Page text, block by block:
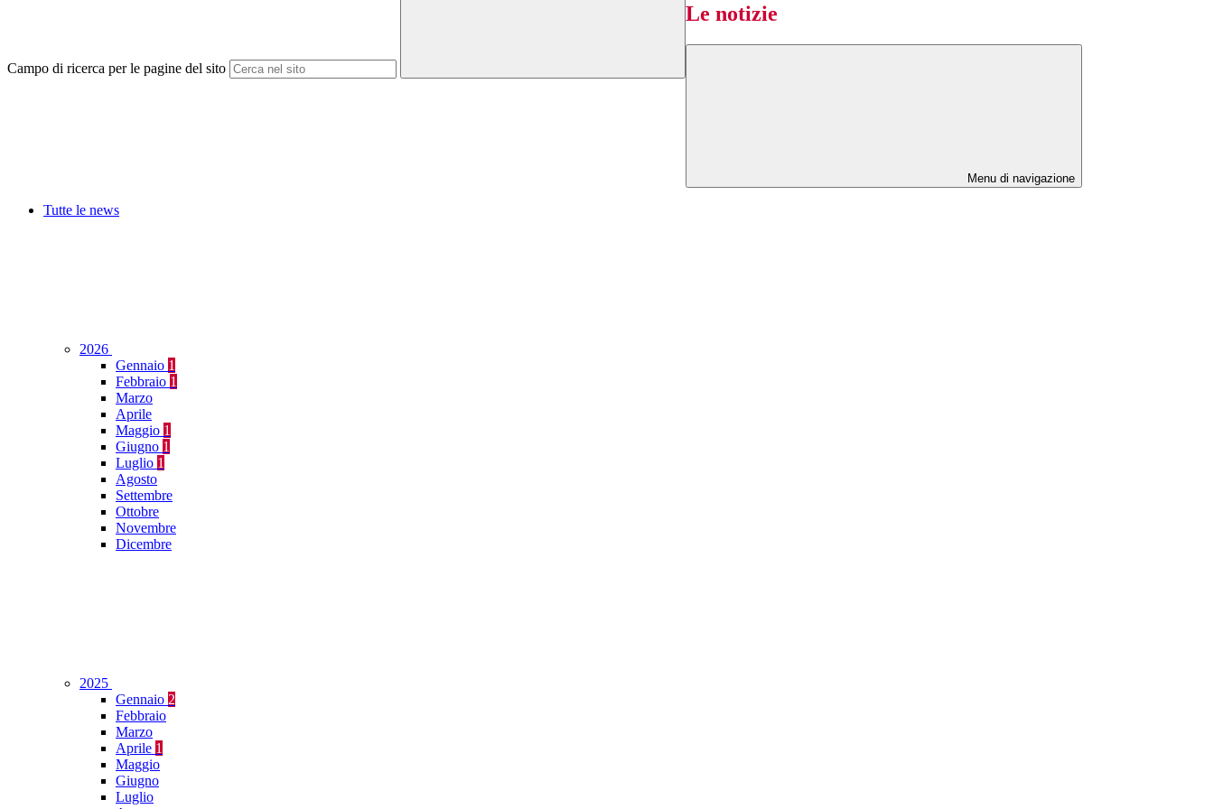
Campo di ricerca per le pagine del sito
Le notizie
Menu di navigazione
Tutte le news
2026
Gennaio 1
Febbraio 1
Marzo
Aprile
Maggio 1
Giugno 1
Luglio 1
Agosto
Settembre
Ottobre
Novembre
Dicembre
2025
Gennaio 2
Febbraio
Marzo
Aprile 1
Maggio
Giugno
Luglio